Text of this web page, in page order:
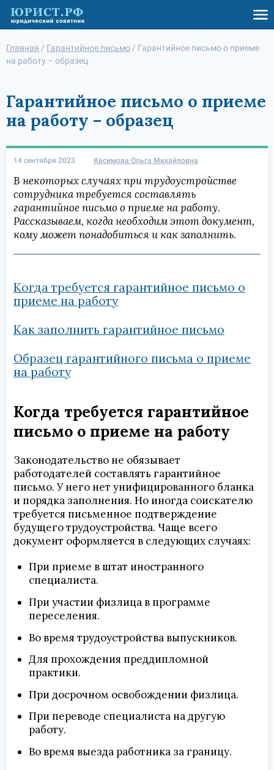
Главная / Гарантийное письмо / Гарантийное письмо о приеме
на работу – образец
Гарантийное письмо о приеме
на работу – образец
14 сентября 2023 Касимова Ольга Михайловна
В некоторых случаях при трудоустройстве
сотрудника требуется составлять
гарантийное письмо о приеме на работу.
Рассказываем, когда необходим этот документ,
кому может понадобиться и как заполнить.
Когда требуется гарантийное письмо о
приеме на работу
Как заполнить гарантийное письмо
Образец гарантийного письма о приеме
на работу
Когда требуется гарантийное
письмо о приеме на работу
Законодательство не обязывает
работодателей составлять гарантийное
письмо. У него нет унифицированного бланка
и порядка заполнения. Но иногда соискателю
требуется письменное подтверждение
будущего трудоустройства. Чаще всего
документ оформляется в следующих случаях:
При приеме в штат иностранного
специалиста.
При участии физлица в программе
переселения.
Во время трудоустройства выпускников.
Для прохождения преддипломной
практики.
При досрочном освобождении физлица.
При переводе специалиста на другую
работу.
Во время выезда работника за границу.